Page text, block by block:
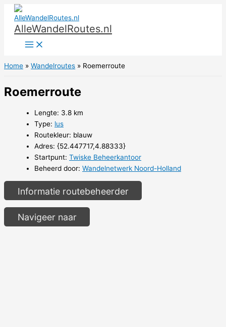
naar
inhoud
AlleWandelRoutes.nl
Home Wandelroutes Roemerroute
Roemerroute
Lengte: 3.8 km
Type: lus
Routekleur: blauw
Adres: {52.447717,4.88333}
Startpunt: Twiske Beheerkantoor
Beheerd door: Wandelnetwerk Noord-Holland
Informatie routebeheerder
Navigeer naar